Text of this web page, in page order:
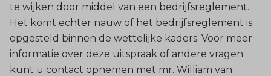
te wijken door middel van een bedrijfsreglement.
Het komt echter nauw of het bedrijfsreglement is
opgesteld binnen de wettelijke kaders. Voor meer
informatie over deze uitspraak of andere vragen
kunt u contact opnemen met mr. William van